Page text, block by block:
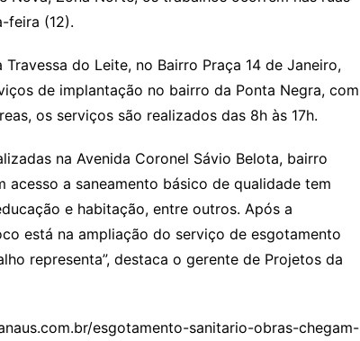
feira (12).
do Leite, no Bairro Praça 14 de Janeiro,
de implantação no bairro da Ponta Negra, com
os serviços são realizados das 8h às 17h.
na Avenida Coronel Sávio Belota, bairro
acesso a saneamento básico de qualidade tem
e habitação, entre outros. Após a
está na ampliação do serviço de esgotamento
representa”, destaca o gerente de Projetos da
esgotamento-sanitario-obras-chegam-